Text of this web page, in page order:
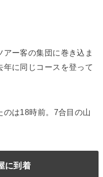
ー客の集団に巻き込ま
に同じコースを登って
のは18時前。7合目の山
に到着